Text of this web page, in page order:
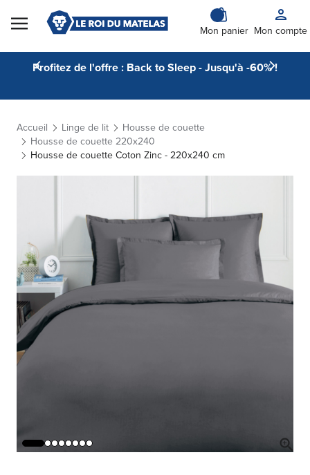
Skip to Content
Mon panier Mon compte
Profitez de l'offre : Back to Sleep - Jusqu'à -60% !
Accueil Linge de lit
Housse de couette
Housse de couette 220x240
Housse de couette Coton Zinc - 220x240 cm